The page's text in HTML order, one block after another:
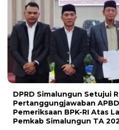
DPRD Simalungun Setujui
Pertanggungjawaban
Pemeriksaan BPK-RI Atas
Pemkab Simalungun TA